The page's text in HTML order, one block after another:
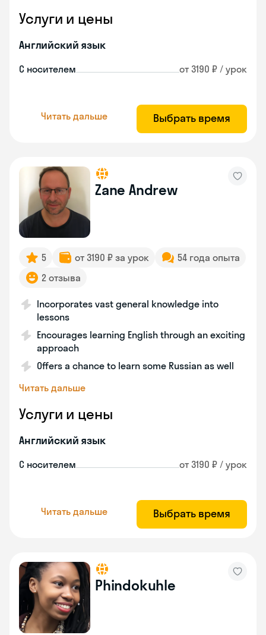
Услуги и цены
Английский язык
С носителем от 3190 ₽ / урок
Читать дальше Выбрать время
Zane Andrew
5 от 3190 ₽ за урок
54 года опыта
2 отзыва
Incorporates vast general knowledge into
lessons
Encourages learning English through an exciting
approach
Offers a chance to learn some Russian as well
Читать дальше
Услуги и цены
Английский язык
С носителем от 3190 ₽ / урок
Читать дальше Выбрать время
Phindokuhle